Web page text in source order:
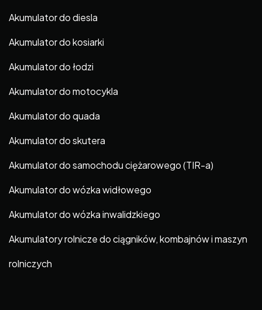
Akumulator do diesla
Akumulator do kosiarki
Akumulator do łodzi
Akumulator do motocykla
Akumulator do quada
Akumulator do skutera
Akumulator do samochodu ciężarowego (TIR-a)
Akumulator do wózka widłowego
Akumulator do wózka inwalidzkiego
Akumulatory rolnicze do ciągników, kombajnów i maszyn
rolniczych